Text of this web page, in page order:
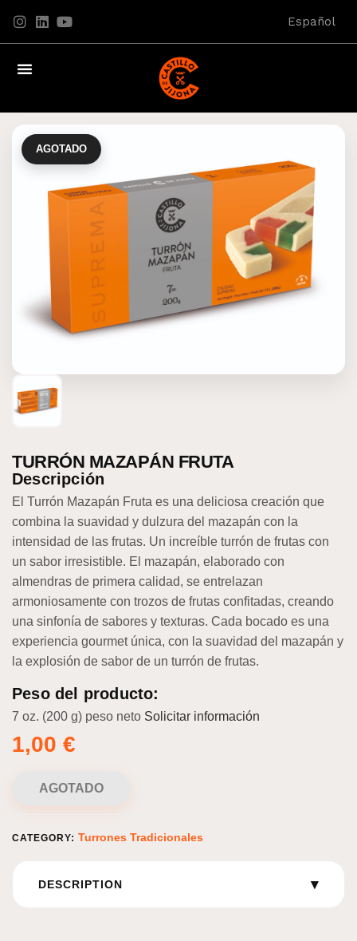
Español
AGOTADO
TURRÓN MAZAPÁN FRUTA
Descripción
El Turrón Mazapán Fruta es una deliciosa creación que
combina la suavidad y dulzura del mazapán con la
intensidad de las frutas. Un increíble turrón de frutas con
un sabor irresistible. El mazapán, elaborado con
almendras de primera calidad, se entrelazan
armoniosamente con trozos de frutas confitadas, creando
una sinfonía de sabores y texturas. Cada bocado es una
experiencia gourmet única, con la suavidad del mazapán y
la explosión de sabor de un turrón de frutas.
Peso del producto:
7 oz. (200 g) peso neto Solicitar información
1,00 €
AGOTADO
CATEGORY: Turrones Tradicionales
DESCRIPTION
▾